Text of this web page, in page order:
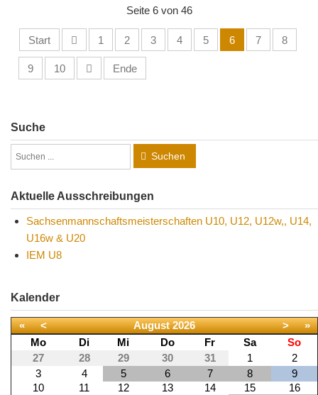
Seite 6 von 46
Start 1 2 3 4 5 6 7 8
9 10 Ende
Suche
Suchen
Aktuelle Ausschreibungen
Sachsenmannschaftsmeisterschaften U10, U12, U12w,, U14,
U16w & U20
IEM U8
Kalender
« < August 2026 >
»
Mo
Di Mi Do Fr Sa
So
27
28 29 30 31 1
2
3
4 5 6 7 8
9
10
11 12 13 14 15
16